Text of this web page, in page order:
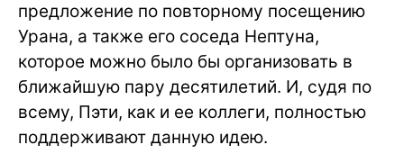
предложение по повторному посещению
Урана, а также его соседа Нептуна,
которое можно было бы организовать в
ближайшую пару десятилетий. И, судя по
всему, Пэти, как и ее коллеги, полностью
поддерживают данную идею.